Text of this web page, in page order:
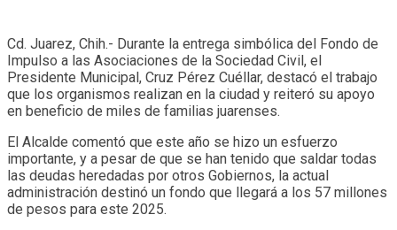
Cd. Juarez, Chih.- Durante la entrega simbólica del Fondo de
Impulso a las Asociaciones de la Sociedad Civil, el
Presidente Municipal, Cruz Pérez Cuéllar, destacó el trabajo
que los organismos realizan en la ciudad y reiteró su apoyo
en beneficio de miles de familias juarenses.
El Alcalde comentó que este año se hizo un esfuerzo
importante, y a pesar de que se han tenido que saldar todas
las deudas heredadas por otros Gobiernos, la actual
administración destinó un fondo que llegará a los 57 millones
de pesos para este 2025.